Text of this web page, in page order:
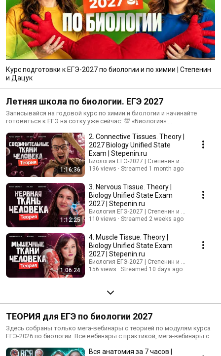
Курс подготовки к ЕГЭ-2027 по биологии и по химии | Степенин
и Дацук
Летняя школа по биологии. ЕГЭ 2027
Записывайся на годовой курс по химии и биологии и начинайте
готовиться к ЕГЭ на сотку уже сейчас: 💯 «Биология»:
Отзывы учеников: vk.com/topic-198077052_47686989?offset=20
1:16:36
2. Connective Tissues. Theory |
2027 Biology Unified State
Exam | Stepenin.ru
Биология ЕГЭ-2027 | Степенин и Дацук
196 views
Streamed 1 month ago
1:12:25
3. Nervous Tissue. Theory |
Biology Unified State Exam
2027 | Stepenin.ru
Биология ЕГЭ-2027 | Степенин и Дацук
110 views
Streamed 2 weeks ago
1:06:24
4. Muscle Tissue. Theory |
Biology Unified State Exam
2027 | Stepenin.ru
Биология ЕГЭ-2027 | Степенин и Дацук
156 views
Streamed 10 days ago
ТЕОРИЯ для ЕГЭ по биологии 2027
Здесь собраны только мега-вебинары с теорией по модулям курса
ЕГЭ-2026 по биологии. Все вебинары с практикой, мега-вебинары с
материалы собраны в один бесплатный курс на сайте:
Вся анатомия за 7 часов |